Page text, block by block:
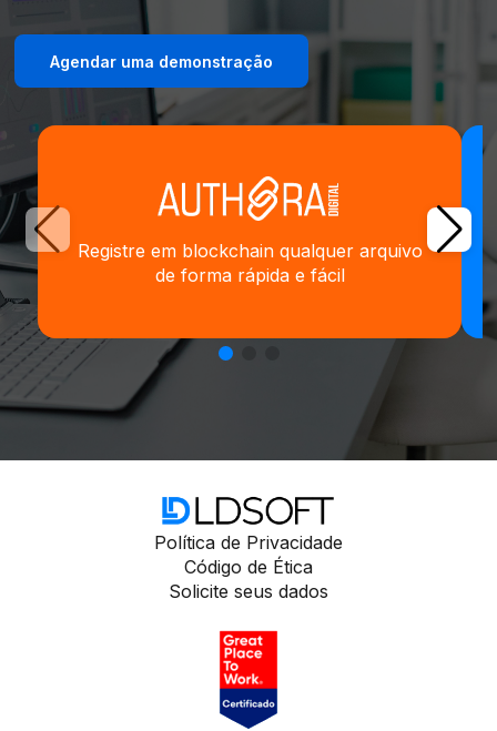
Agendar uma demonstração
Registre em blockchain qualquer arquivo
de forma rápida e fácil
Política de Privacidade
Código de Ética
Solicite seus dados